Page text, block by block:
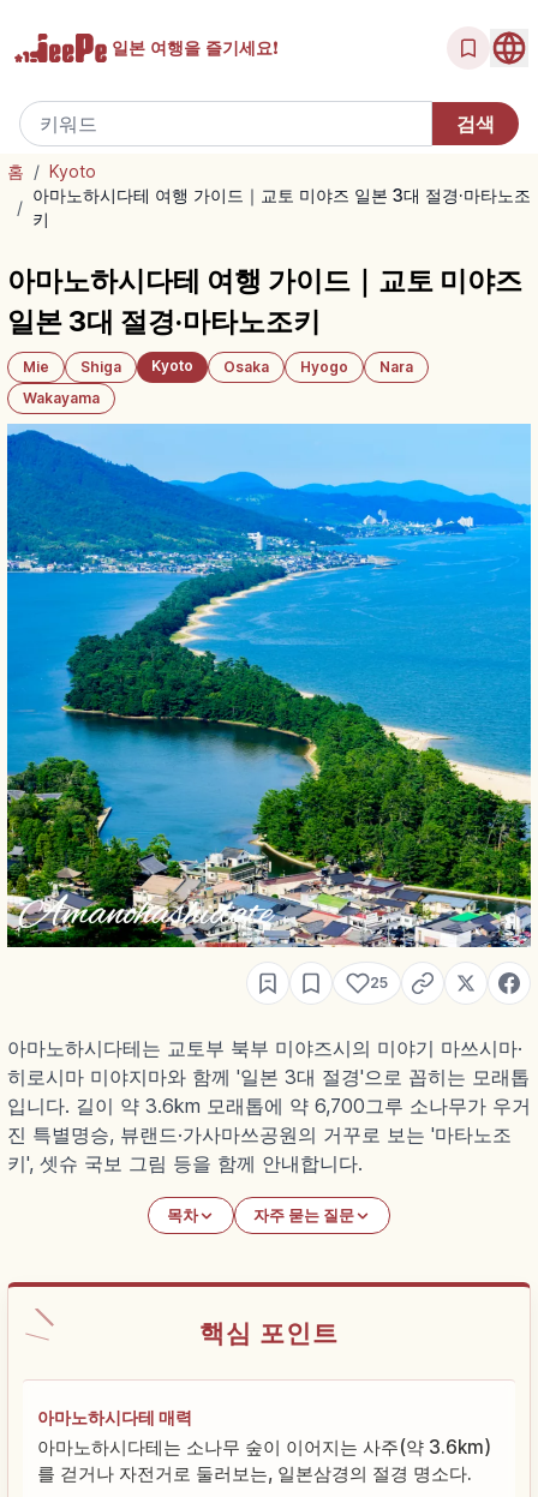
일본 여행을 즐기세요!
홈 / Kyoto
/
아마노하시다테 여행 가이드｜교토 미야즈 일본 3대 절경·마타노조
키
아마노하시다테 여행 가이드｜교토 미야즈
일본 3대 절경·마타노조키
Mie Shiga Kyoto Osaka Hyogo
Nara
Wakayama
25
아마노하시다테는 교토부 북부 미야즈시의 미야기 마쓰시마·
히로시마 미야지마와 함께 '일본 3대 절경'으로 꼽히는 모래톱
입니다. 길이 약 3.6km 모래톱에 약 6,700그루 소나무가 우거
진 특별명승, 뷰랜드·가사마쓰공원의 거꾸로 보는 '마타노조
키', 셋슈 국보 그림 등을 함께 안내합니다.
목차 자주 묻는 질문
핵심 포인트
아마노하시다테 매력
아마노하시다테는 소나무 숲이 이어지는 사주(약 3.6km)
를 걷거나 자전거로 둘러보는, 일본삼경의 절경 명소다.